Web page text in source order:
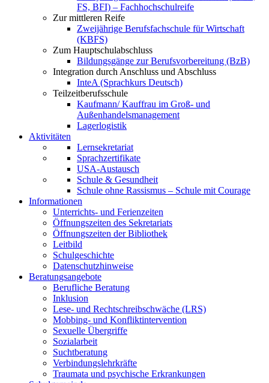
FS, BFI) – Fachhochschulreife
Zur mittleren Reife
Zweijährige Berufsfachschule für Wirtschaft
(KBFS)
Zum Hauptschulabschluss
Bildungsgänge zur Berufsvorbereitung (BzB)
Integration durch Anschluss und Abschluss
InteA (Sprachkurs Deutsch)
Teilzeitberufsschule
Kaufmann/ Kauffrau im Groß- und
Außenhandelsmanagement
Lagerlogistik
Aktivitäten
Lernsekretariat
Sprachzertifikate
USA-Austausch
Schule & Gesundheit
Schule ohne Rassismus – Schule mit Courage
Informationen
Unterrichts- und Ferienzeiten
Öffnungszeiten des Sekretariats
Öffnungszeiten der Bibliothek
Leitbild
Schulgeschichte
Datenschutzhinweise
Beratungsangebote
Berufliche Beratung
Inklusion
Lese- und Rechtschreibschwäche (LRS)
Mobbing- und Konfliktintervention
Sexuelle Übergriffe
Sozialarbeit
Suchtberatung
Verbindungslehrkräfte
Traumata und psychische Erkrankungen